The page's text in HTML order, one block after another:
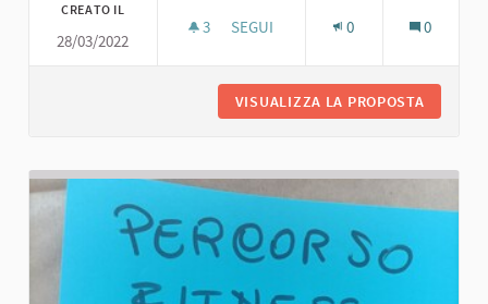
CREATO IL
28/03/2022
3 3 SOSTENITORI
SEGUI 0 0
VISUALIZZA LA PROPOSTA